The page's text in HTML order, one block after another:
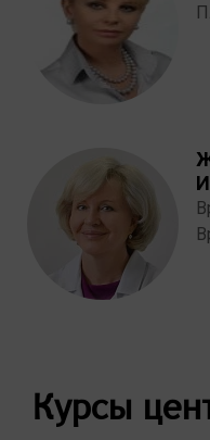
Курсы